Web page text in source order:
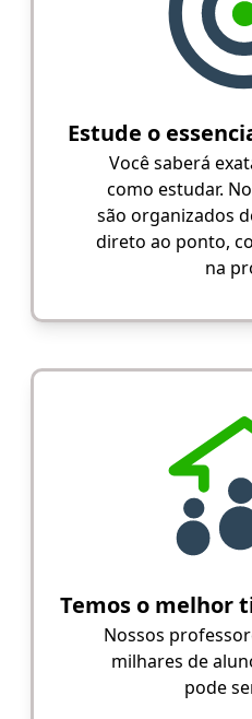
Estude o
Você saberá
como estudar.
são organizados
direto ao ponto,
na
Temos o melhor
Nossos
milhares de
pode